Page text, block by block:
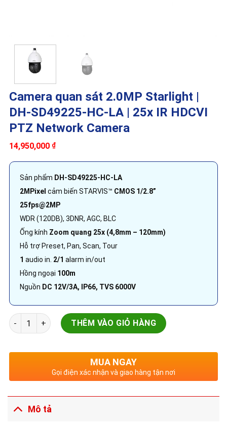
Camera quan sát 2.0MP Starlight |
DH-SD49225-HC-LA | 25x IR HDCVI
PTZ Network Camera
14,950,000 ₫
Sản phẩm DH-SD49225-HC-LA
2MPixel cảm biến STARVIS™ CMOS 1/2.8”
25fps@2MP
WDR (120DB), 3DNR, AGC, BLC
Ống kính Zoom quang 25x (4,8mm – 120mm)
Hỗ trợ Preset, Pan, Scan, Tour
1 audio in. 2/1 alarm in/out
Hồng ngoại 100m
Nguồn DC 12V/3A, IP66, TVS 6000V
Camera quan sát 2.0MP Starlight | DH-SD49225-HC-LA | 25x
THÊM VÀO GIỎ HÀNG
MUA NGAY
Gọi điện xác nhận và giao hàng tận nơi
Mô tả